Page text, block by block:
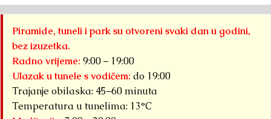
Piramide, tuneli i park su otvoreni svaki dan u godini,
bez izuzetka.
Radno vrijeme: 9:00 – 19:00
Ulazak u tunele s vodičem: do 19:00
Trajanje obilaska: 45–60 minuta
Temperatura u tunelima: 13°C